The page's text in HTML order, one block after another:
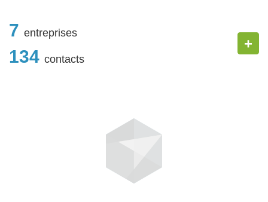
7 entreprises
134 contacts
+